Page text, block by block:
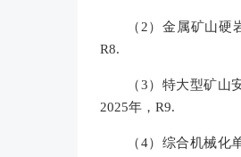
（2）金属矿山
R8.
（3）特大型矿
2025年，R9.
（4）综合机械